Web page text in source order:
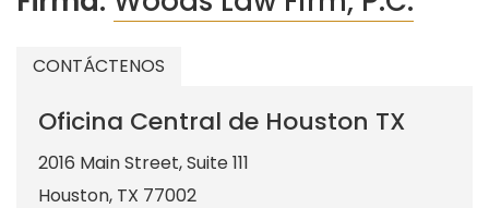
CONTÁCTENOS
Oficina Central de Houston TX
2016 Main Street, Suite 111
Houston, TX 77002